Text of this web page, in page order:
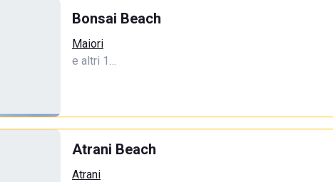
Bonsai Beach
Maiori
e altri 1…
Atrani Beach
Atrani